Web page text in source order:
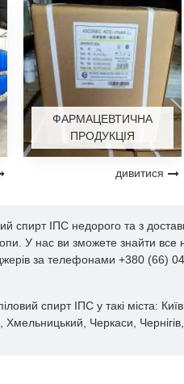
ФАРМАЦЕВТИЧНА
ПРОДУКЦІЯ
дивитися
спирт ІПС недорого та з
У нас ви зможете знайти
за телефонами +380 (66)
спирт ІПС у такі міста:
Черкаси, Чернігів,